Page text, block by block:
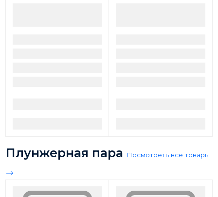
Плунжерная пара Посмотреть все товары